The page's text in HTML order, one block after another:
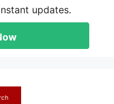
updates.